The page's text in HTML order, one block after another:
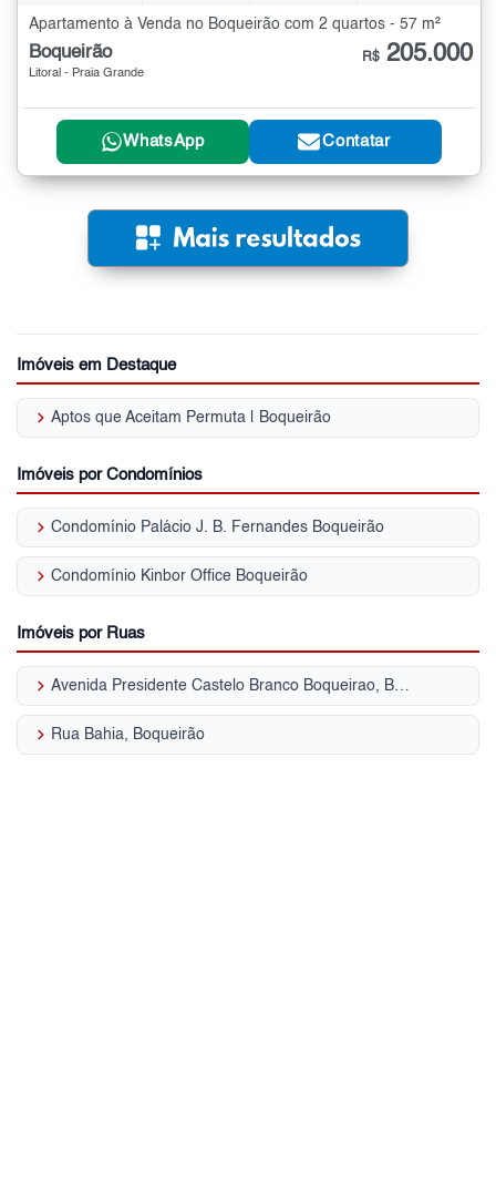
Apartamento à Venda no Boqueirão com 2 quartos - 57 m²
Boqueirão
Litoral - Praia Grande
R$ 205.000
WhatsApp Contatar
Imóveis em Destaque
keyboard_arrow_right Aptos que Aceitam Permuta | Boqueirão
Imóveis por Condomínios
keyboard_arrow_right Condomínio Palácio J. B. Fernandes Boqueirão
keyboard_arrow_right Condomínio Kinbor Office Boqueirão
Imóveis por Ruas
keyboard_arrow_right Avenida Presidente Castelo Branco Boqueirao, Boqueirão
keyboard_arrow_right Rua Bahia, Boqueirão